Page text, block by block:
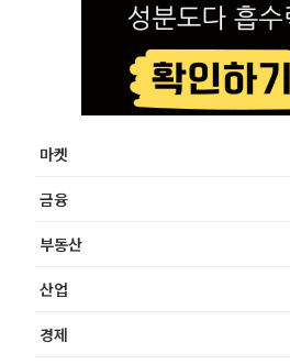
마켓
금융
부동산
산업
경제